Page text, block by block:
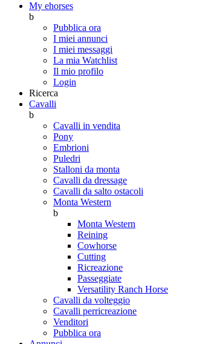
My ehorses
b
Pubblica ora
I miei annunci
I miei messaggi
La mia Watchlist
Il mio profilo
Login
Ricerca
Cavalli
b
Cavalli in vendita
Pony
Embrioni
Puledri
Stalloni da monta
Cavalli da dressage
Cavalli da salto ostacoli
Monta Western
b
Monta Western
Reining
Cowhorse
Cutting
Ricreazione
Passeggiate
Versatility Ranch Horse
Cavalli da volteggio
Cavalli perricreazione
Venditori
Pubblica ora